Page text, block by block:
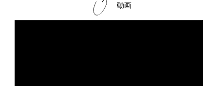
動画